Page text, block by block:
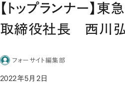
【トップランナー】
取締役社長 西川
フォーサイト編集部
2022年5月2日